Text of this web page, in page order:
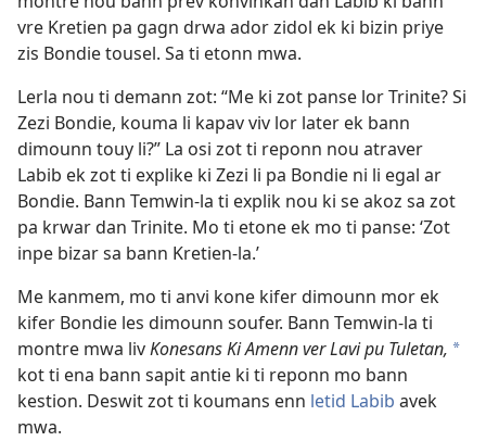
vre Kretien pa gagn drwa ador zidol ek ki bizin priye
zis Bondie tousel. Sa ti etonn mwa.
Lerla nou ti demann zot: “Me ki zot panse lor Trinite? Si
Zezi Bondie, kouma li kapav viv lor later ek bann
dimounn touy li?” La osi zot ti reponn nou atraver
Labib ek zot ti explike ki Zezi li pa Bondie ni li egal ar
Bondie. Bann Temwin-la ti explik nou ki se akoz sa zot
pa krwar dan Trinite. Mo ti etone ek mo ti panse: ‘Zot
inpe bizar sa bann Kretien-la.’
Me kanmem, mo ti anvi kone kifer dimounn mor ek
kifer Bondie les dimounn soufer. Bann Temwin-la ti
montre mwa livKonesans Ki Amenn ver Lavi pu Tuletan, a
kot ti ena bann sapit antie ki ti reponn mo bann
kestion. Deswit zot ti koumans enn letid Labib avek
mwa.